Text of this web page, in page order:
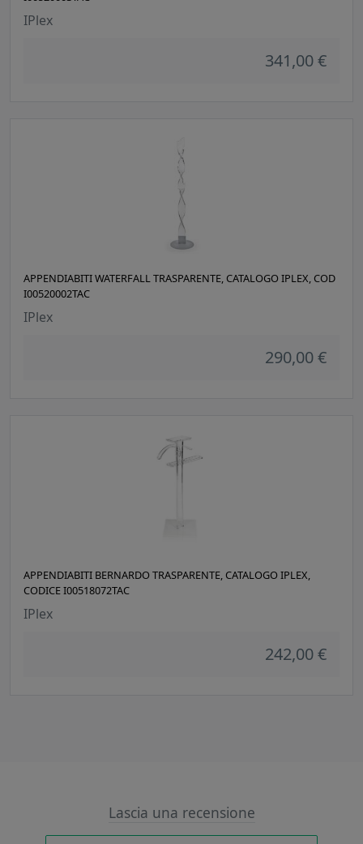
IPlex
341,00 €
APPENDIABITI WATERFALL TRASPARENTE, CATALOGO IPLEX, COD
I00520002TAC
IPlex
290,00 €
APPENDIABITI BERNARDO TRASPARENTE, CATALOGO IPLEX,
CODICE I00518072TAC
IPlex
242,00 €
Lascia una recensione